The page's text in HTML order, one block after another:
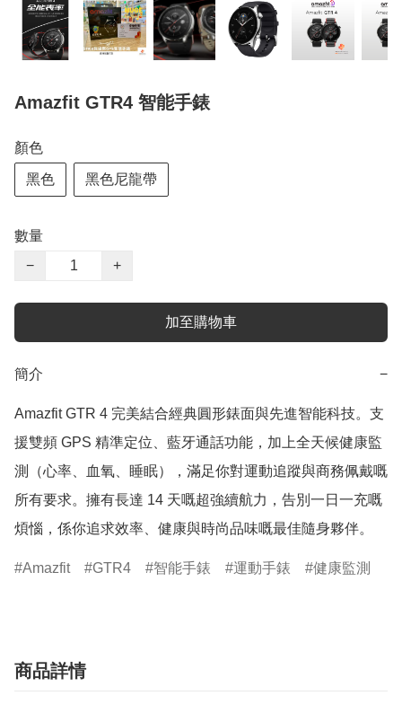
Amazfit GTR4 智能手錶
顏色
黑色 黑色尼龍帶
數量
−
+
加至購物車
簡介 −
Amazfit GTR 4 完美結合經典圓形錶面與先進智能科技。支
援雙頻 GPS 精準定位、藍牙通話功能，加上全天候健康監
測（心率、血氧、睡眠），滿足你對運動追蹤與商務佩戴嘅
所有要求。擁有長達 14 天嘅超強續航力，告別一日一充嘅
煩惱，係你追求效率、健康與時尚品味嘅最佳隨身夥伴。
Amazfit GTR4 智能手錶 運動手錶 健康監測
商品詳情